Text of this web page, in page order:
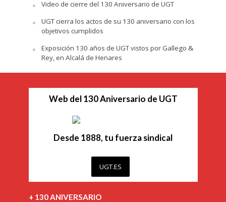
Video de cierre del 130 Aniversario de UGT
UGT cierra los actos de su 130 aniversario con los
objetivos cumplidos
Exposición 130 años de UGT vistos por Gallego &
Rey, en Alcalá de Henares
Web del 130 Aniversario de UGT
Desde 1888, tu fuerza sindical
UGT.ES
+ 130 ANIVERSARIO